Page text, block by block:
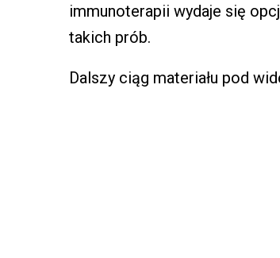
immunoterapii wydaje się
takich prób.
Dalszy ciąg materiału pod